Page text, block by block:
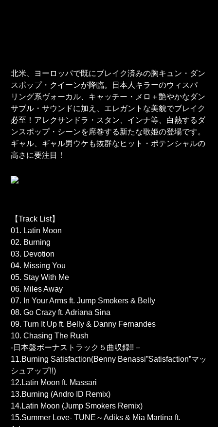
北米、ヨーロッパで既にブレイク済みの胸キュン・ダン
スポップ・クイーンが降臨。日本人キラーのウィスパ
リング系ヴォーカル、キャッチー・メロ＋艶やかなダン
サブル・サウンドに加え、エレガントな美貌でブレイク
必至！アレクサンドラ・スタン、インナ等、白熱するダ
ンスポップ・シーンを席巻する新たな歌姫の登場です。
ギャル、ギャル男ウケも抜群なヒット・ポテンシャルの
高さに要注目！
【Track List】
01. Latin Moon
02. Burning
03. Devotion
04. Missing You
05. Stay With Me
06. Miles Away
07. In Your Arms ft. Jump Smokers & Belly
08. Go Crazy ft. Adriana Sina
09. Turn It Up ft. Belly & Danny Fernandes
10. Chasing The Rush
-日本盤ボーナストラック５曲収録!! –
11.Burning Satisfaction(Benny Benassi”Satisfaction”マッ
シュアップ!!)
12.Latin Moon ft. Massari
13.Burning (Andro ID Remix)
14.Latin Moon (Jump Smokers Remix)
15.Summer Love- TUNE～Adiks & Mia Martina ft.